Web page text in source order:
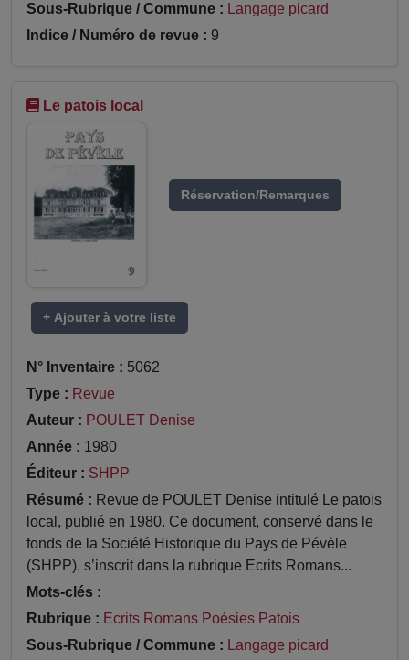
Sous-Rubrique / Commune : Langage picard
Indice / Numéro de revue : 9
Le patois local
Réservation/Remarques
+ Ajouter à votre liste
N° Inventaire : 5062
Type : Revue
Auteur : POULET Denise
Année : 1980
Éditeur : SHPP
Résumé : Revue de POULET Denise intitulé Le patois
local, publié en 1980. Ce document, conservé dans le
fonds de la Société Historique du Pays de Pévèle
(SHPP), s’inscrit dans la rubrique Ecrits Romans...
Mots-clés :
Rubrique : Ecrits Romans Poésies Patois
Sous-Rubrique / Commune : Langage picard